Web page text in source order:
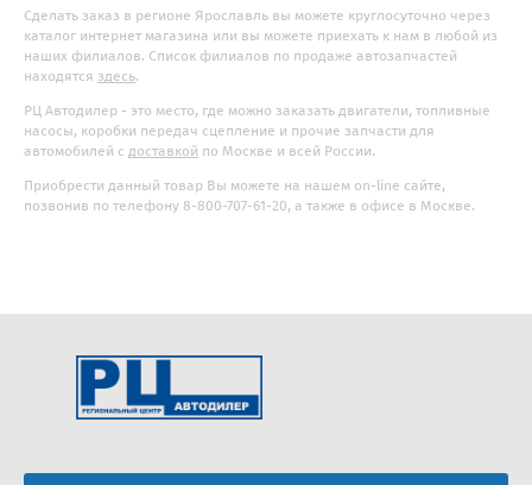
Сделать заказ в регионе Ярославль вы можете круглосуточно через
каталог интернет магазина или вы можете приехать к нам в любой из
наших филиалов. Список филиалов по продаже автозапчастей
находятся здесь.
РЦ Автодилер - это место, где можно заказать двигатели, топливные
насосы, коробки передач сцепление и прочие запчасти для
автомобилей с доставкой по Москве и всей России.
Приобрести данный товар Вы можете на нашем on-line сайте,
позвонив по телефону 8-800-707-61-20, а также в офисе в Москве.